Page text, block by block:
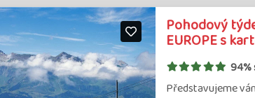
Pohodový
EUROPE s
94%
Představujeme